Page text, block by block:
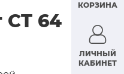
КОРЗИНА
ЛИЧНЫЙ
КАБИНЕТ
64